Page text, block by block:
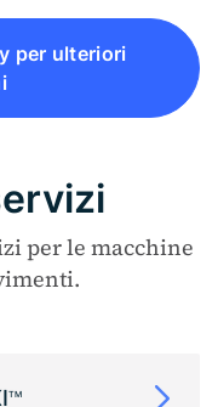
per ulteriori
per le macchine
TM